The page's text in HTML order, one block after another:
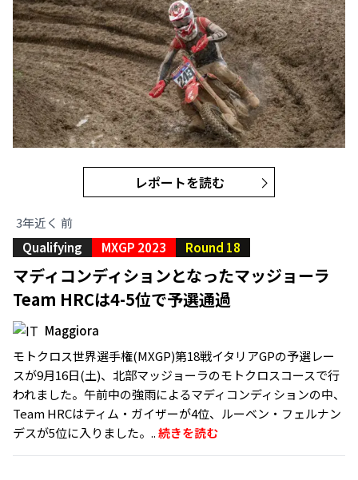
レポートを読む
3年近く 前
Qualifying
MXGP 2023 Round 18
マディコンディションとなったマッジョーラ
Team HRCは4-5位で予選通過
Maggiora
モトクロス世界選手権(MXGP)第18戦イタリアGPの予選レー
スが9月16日(土)、北部マッジョーラのモトクロスコースで行
われました。午前中の強雨によるマディコンディションの中、
Team HRCはティム・ガイザーが4位、ルーベン・フェルナン
デスが5位に入りました。..続きを読む